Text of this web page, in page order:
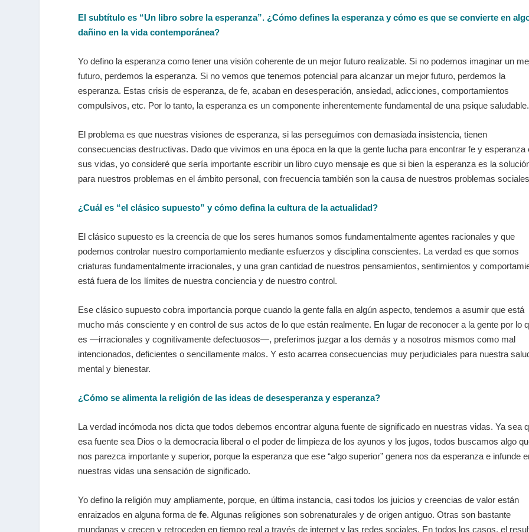
El subtítulo es “Un libro sobre la esperanza”. ¿Cómo defines la esperanza y cómo es que se convierte en
dañino en la vida contemporánea?
Yo defino la esperanza como tener una visión coherente de un mejor futuro realizable. Si no podemos imaginar un
futuro, perdemos la esperanza. Si no vemos que tenemos potencial para alcanzar un mejor futuro, perdemos la
esperanza. Estas crisis de esperanza, de fe, acaban en desesperación, ansiedad, adicciones, comportamientos
compulsivos, etc. Por lo tanto, la esperanza es un componente inherentemente fundamental de una psique saludable.
El problema es que nuestras visiones de esperanza, si las perseguimos con demasiada insistencia, tienen
consecuencias destructivas. Dado que vivimos en una época en la que la gente lucha para encontrar fe y esperanza
sus vidas, yo consideré que sería importante escribir un libro cuyo mensaje es que si bien la esperanza es la
para nuestros problemas en el ámbito personal, con frecuencia también son la causa de nuestros problemas
¿Cuál es “el clásico supuesto” y cómo defina la cultura de la actualidad?
El clásico supuesto es la creencia de que los seres humanos somos fundamentalmente agentes racionales y que
podemos controlar nuestro comportamiento mediante esfuerzos y disciplina conscientes. La verdad es que somos
criaturas fundamentalmente irracionales, y una gran cantidad de nuestros pensamientos, sentimientos y
está fuera de los límites de nuestra conciencia y de nuestro control.
Ese clásico supuesto cobra importancia porque cuando la gente falla en algún aspecto, tendemos a asumir que está
mucho más consciente y en control de sus actos de lo que están realmente. En lugar de reconocer a la gente por lo
es —irracionales y cognitivamente defectuosos—, preferimos juzgar a los demás y a nosotros mismos como mal
intencionados, deficientes o sencillamente malos. Y esto acarrea consecuencias muy perjudiciales para nuestra
mental y bienestar.
¿Cómo se alimenta la religión de las ideas de desesperanza y esperanza?
La verdad incómoda nos dicta que todos debemos encontrar alguna fuente de significado en nuestras vidas. Ya sea
esa fuente sea Dios o la democracia liberal o el poder de limpieza de los ayunos y los jugos, todos buscamos algo
nos parezca importante y superior, porque la esperanza que ese “algo superior” genera nos da esperanza e infunde
nuestras vidas una sensación de significado.
Yo defino la religión muy ampliamente, porque, en última instancia, casi todos los juicios y creencias de valor están
enraizados en alguna forma de fe. Algunas religiones son sobrenaturales y de origen antiguo. Otras son bastante
mundanas y crecen y retroceden en tiempo real a través de internet y las redes sociales. En todos los casos, el